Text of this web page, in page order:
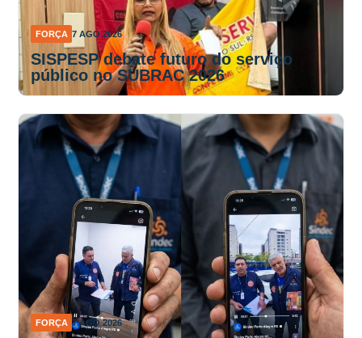
FORÇA 7 AGO 2026
SISPESP debate futuro do serviço
público no SUBRAC 2026
FORÇA 7 AGO 2026